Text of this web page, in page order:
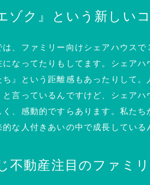
ゾク』という新しい
は、ファミリー向けシェアハウス
になってたりもしてます。シェア
ち』という距離感もあったりして
と言っているんですけど、シェア
く、感動的ですらあります。私た
的な人付きあいの中で成長している
不動産注目のファミ